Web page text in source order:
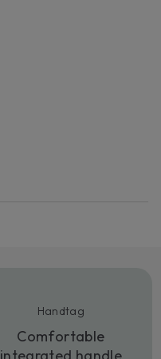
Handtag
Comfortable
integrated handle